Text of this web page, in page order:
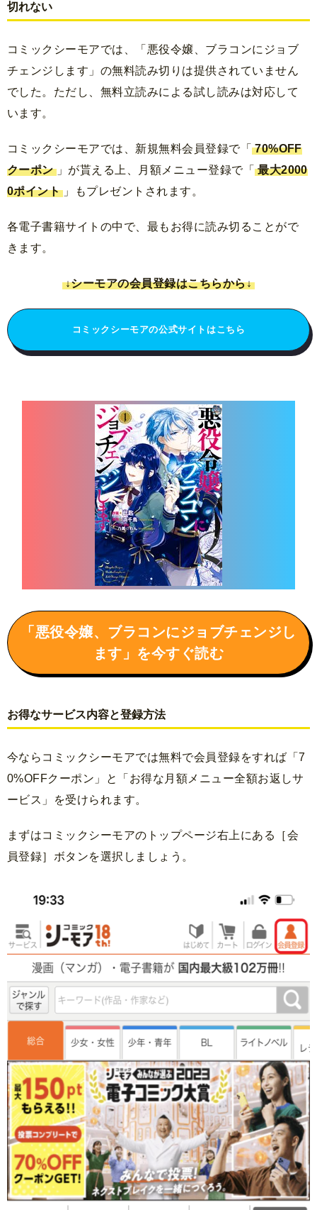
切れない
コミックシーモアでは、「悪役令嬢、ブラコンにジョブ
チェンジします」の無料読み切りは提供されていません
でした。ただし、無料立読みによる試し読みは対応して
います。
コミックシーモアでは、新規無料会員登録で「 70%OFF
クーポン 」が貰える上、月額メニュー登録で「 最大2000
0ポイント 」もプレゼントされます。
各電子書籍サイトの中で、最もお得に読み切ることがで
きます。
↓シーモアの会員登録はこちらから↓
コミックシーモアの公式サイトはこちら
「悪役令嬢、ブラコンにジョブチェンジし
ます」を今すぐ読む
お得なサービス内容と登録方法
今ならコミックシーモアでは無料で会員登録をすれば「7
0%OFFクーポン」と「お得な月額メニュー全額お返しサ
ービス」を受けられます。
まずはコミックシーモアのトップページ右上にある［会
員登録］ボタンを選択しましょう。